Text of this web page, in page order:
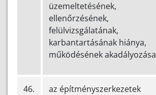
üzemeltetésének,
ellenőrzésének,
felülvizsgálatának,
karbantartásának hiánya,
működésének akadályozása
46.
az építményszerkezetek